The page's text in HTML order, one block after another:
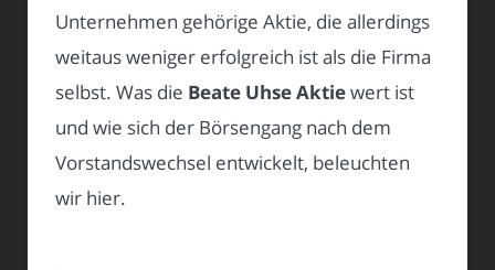
Unternehmen gehörige Aktie, die allerdings
weitaus weniger erfolgreich ist als die Firma
selbst. Was die Beate Uhse Aktiewert ist
und wie sich der Börsengang nach dem
Vorstandswechsel entwickelt, beleuchten
wir hier.